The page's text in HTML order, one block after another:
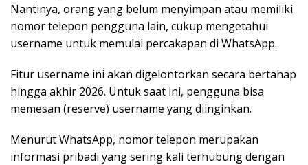
Nantinya, orang yang belum menyimpan atau memiliki
nomor telepon pengguna lain, cukup mengetahui
username untuk memulai percakapan di WhatsApp.
Fitur username ini akan digelontorkan secara bertahap
hingga akhir 2026. Untuk saat ini, pengguna bisa
memesan (reserve) username yang diinginkan.
Menurut WhatsApp, nomor telepon merupakan
informasi pribadi yang sering kali terhubung dengan